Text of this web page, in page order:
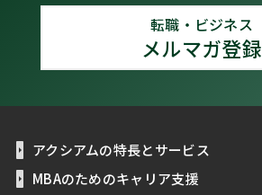
転職・ビジネス
メルマガ登録
アクシアムの特長とサービス
MBAのためのキャリア支援